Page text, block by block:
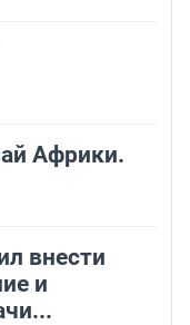
Африки.
внести
и